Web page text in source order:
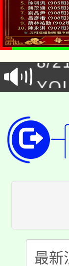
「
8/
徵
開!
田
桃
視
半
者
大
份
大
份
淨
會